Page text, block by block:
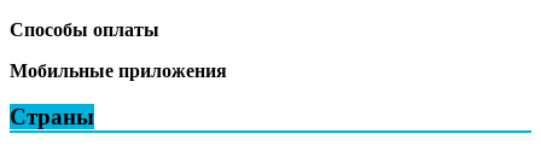
Способы оплаты
Мобильные приложения
Страны